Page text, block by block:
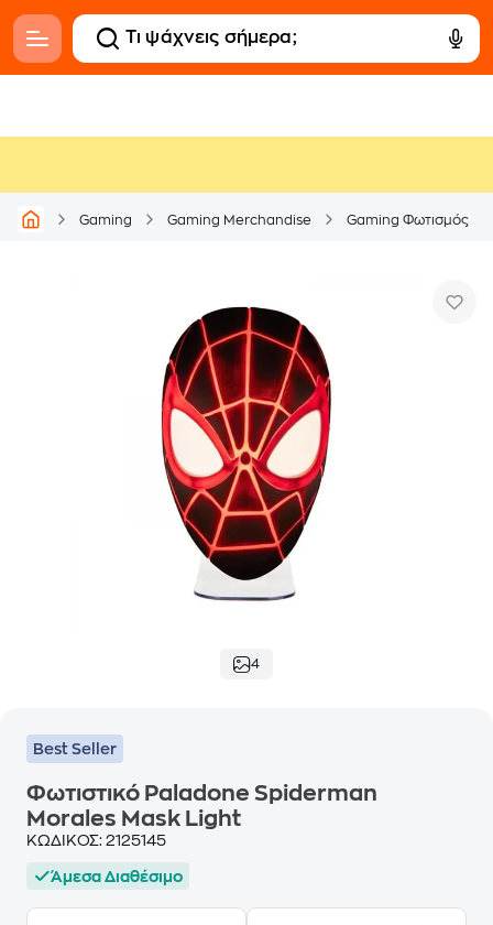
Gaming Gaming Merchandise Gaming Φωτισμός
4
Best Seller
Φωτιστικό Paladone Spiderman
Morales Mask Light
ΚΩΔΙΚΟΣ: 2125145
Άμεσα Διαθέσιμο